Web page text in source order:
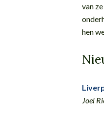
van
hen
Joel